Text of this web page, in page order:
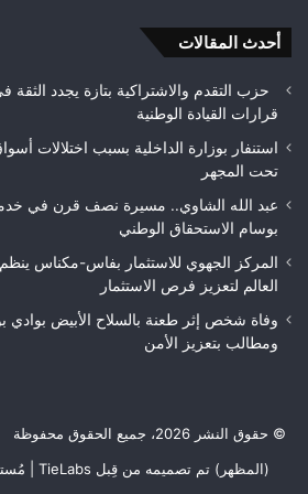
الأمن
أحدث المقالات
حزب التقدم والاشتراكية بتازة يجدد الثقة
قرارات القيادة الوطنية
استنفار بوزارة الداخلية بسبب اختلالات
تحت المجهر
عبد الله الشاوي.. مسيرة نصف قرن في خدمة
بوسام الاستحقاق الوطني
المركز الجهوي للاستثمار بفاس-مكناس
العالم لتعزيز فرص الاستثمار
وفاة شخص إثر طعنة بالسلاح الأبيض بوادي
ومطالب بتعزيز الأمن
© حقوق النشر 2026، جميع الحقوق محفوظة |
(المظهر) تم تصميمه من قِبل TieLabs
|